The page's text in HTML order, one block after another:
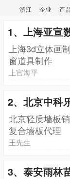
浙江 企业 产
1、上海亚宣
上海3d立体画
窗道具制作
上官海平
2、北京中科
北京轻质墙板
复合墙板代理
王先生
3、泰安雨林